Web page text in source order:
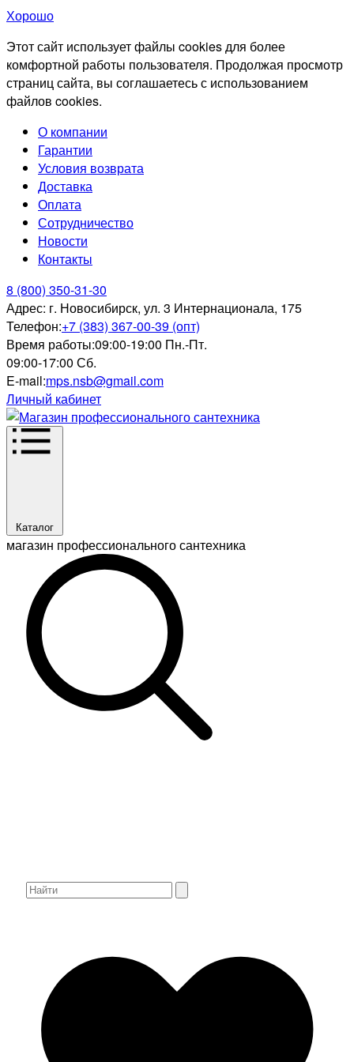
Хорошо
Этот сайт использует файлы cookies для более
комфортной работы пользователя. Продолжая просмотр
страниц сайта, вы соглашаетесь с использованием
файлов cookies.
О компании
Гарантии
Условия возврата
Доставка
Оплата
Сотрудничество
Новости
Контакты
8 (800) 350-31-30
Адрес: г. Новосибирск, ул. 3 Интернационала, 175
Телефон:+7 (383) 367-00-39 (опт)
Время работы:09:00-19:00 Пн.-Пт.
09:00-17:00 Сб.
E-mail:mps.nsb@gmail.com
Личный кабинет
Каталог
магазин профессионального сантехника